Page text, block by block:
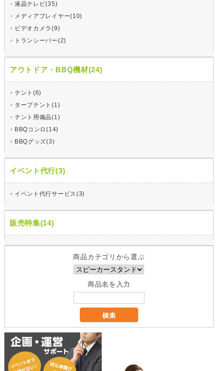
液晶テレビ(35)
メディアプレイヤー(10)
ビデオカメラ(9)
トランシーバー(2)
アウトドア・BBQ機材(24)
テント(6)
タープテント(1)
テント用備品(1)
BBQコンロ(14)
BBQグッズ(3)
イベント代行(3)
イベント代行サービス(3)
販売特集(14)
商品カテゴリから選ぶ
商品名を入力